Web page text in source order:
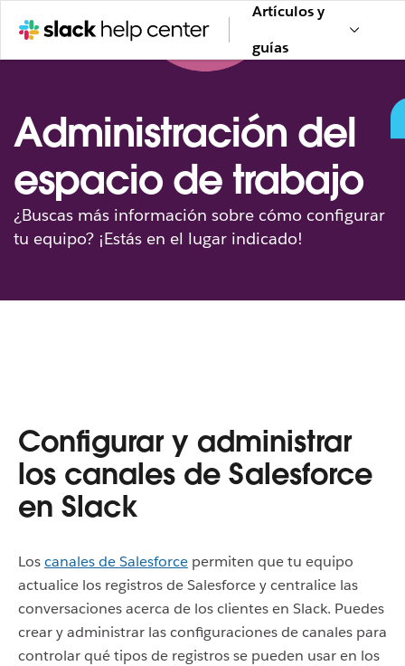
Artículos y
guías
Administración del
espacio de trabajo
¿Buscas más información sobre cómo configurar
tu equipo? ¡Estás en el lugar indicado!
Configurar y administrar
los canales de Salesforce
en Slack
Loscanales de Salesforce permiten que tu equipo
actualice los registros de Salesforce y centralice las
conversaciones acerca de los clientes en Slack. Puedes
crear y administrar las configuraciones de canales para
controlar qué tipos de registros se pueden usar en los